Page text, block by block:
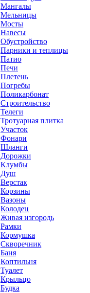
Мангалы
Мельницы
Мосты
Навесы
Обустройство
Парники и теплицы
Патио
Печи
Плетень
Погребы
Поликарбонат
Строительство
Телеги
Тротуарная плитка
Участок
Фонари
Шланги
Дорожки
Клумбы
Душ
Верстак
Корзины
Вазоны
Колодец
Живая изгородь
Рамки
Кормушка
Скворечник
Баня
Коптильня
Туалет
Крыльцо
Будка